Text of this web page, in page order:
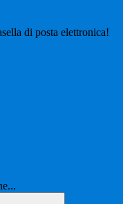
di posta elettronica!